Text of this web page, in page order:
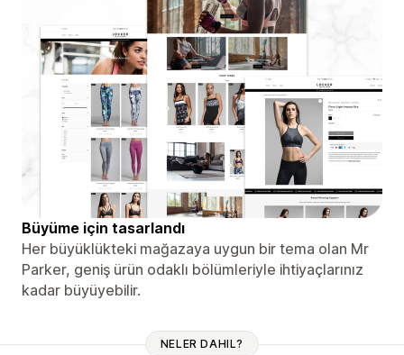
Büyüme için tasarlandı
Her büyüklükteki mağazaya uygun bir tema olan Mr
Parker, geniş ürün odaklı bölümleriyle ihtiyaçlarınız
kadar büyüyebilir.
NELER DAHIL?